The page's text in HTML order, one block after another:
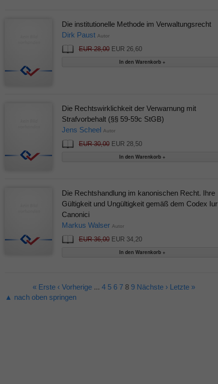
Die institutionelle Methode im Verwaltungsrecht
Dirk Paust Autor
EUR 28,00EUR 26,60
Die Rechtswirklichkeit der Verwarnung mit
Strafvorbehalt (§§ 59-59c StGB)
Jens Scheel Autor
EUR 30,00EUR 28,50
Die Rechtshandlung im kanonischen Recht. Ihre
Gültigkeit und Ungültigkeit gemäß dem Codex
Canonici
Markus Walser Autor
EUR 36,00EUR 34,20
« Erste ‹ Vorherige ... 4 5 6 7 8 9 Nächste › Letzte »
▲ nach oben springen